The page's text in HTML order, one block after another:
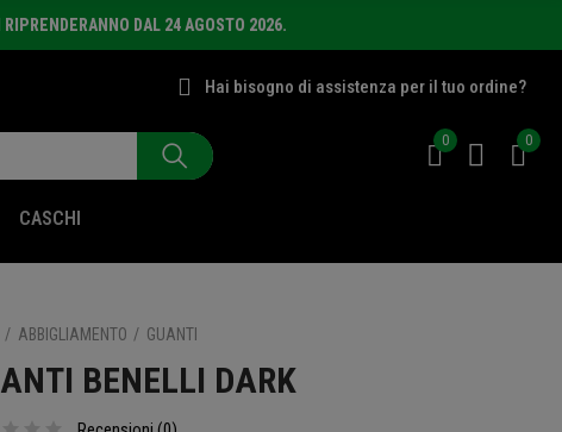
DAL 24 AGOSTO 2026.
Hai bisogno di assistenza per il tuo ordine?
CASCHI
0 0
ABBIGLIAMENTO GUANTI
BENELLI DARK